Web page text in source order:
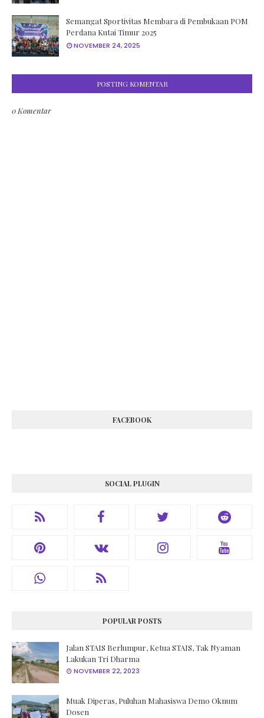
Semangat Sportivitas Membara di Pembukaan POM
Perdana Kutai Timur 2025
NOVEMBER 24, 2025
POSTING KOMENTAR
0 Komentar
FACEBOOK
SOCIAL PLUGIN
POPULAR POSTS
Jalan STAIS Berlumpur, Ketua STAIS, Tak Nyaman
Lakukan Tri Dharma
NOVEMBER 22, 2023
Muak Diperas, Puluhan Mahasiswa Demo Oknum
Dosen